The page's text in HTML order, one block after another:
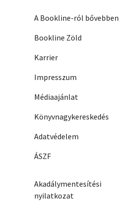
A Bookline-ról bővebben
Bookline Zöld
Karrier
Impresszum
Médiaajánlat
Könyvnagykereskedés
Adatvédelem
ÁSZF
Akadálymentesítési
nyilatkozat